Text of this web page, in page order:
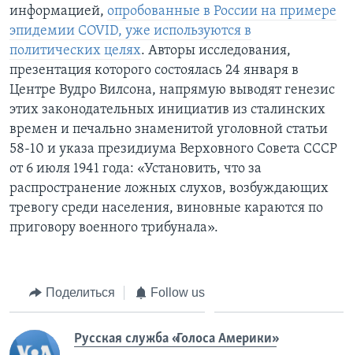
информацией, опробованные в России на примере
эпидемии COVID, уже используются в
политических целях. Авторы исследования,
презентация которого состоялась 24 января в
Центре Вудро Вилсона, напрямую выводят генезис
этих законодательных инициатив из сталинских
времен и печально знаменитой уголовной статьи
58-10 и указа президиума Верховного Совета СССР
от 6 июля 1941 года: «Установить, что за
распространение ложных слухов, возбуждающих
тревогу среди населения, виновные караются по
приговору военного трибунала».
Поделиться Follow us
Русская служба «Голоса Америки»